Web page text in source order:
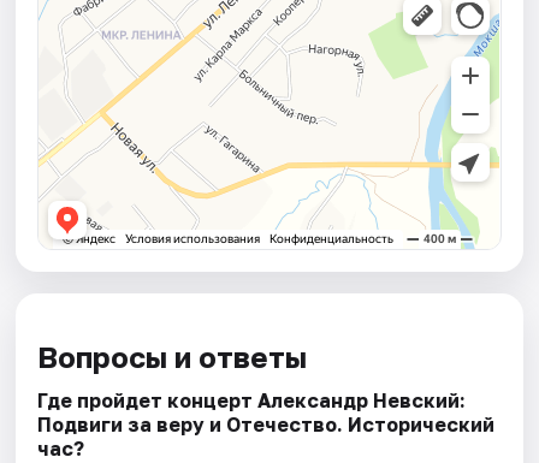
Вопросы и ответы
Где пройдет концерт Александр Невский:
Подвиги за веру и Отечество. Исторический
час?